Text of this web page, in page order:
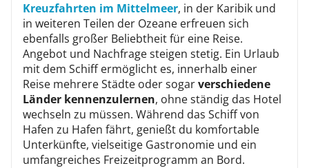
Kreuzfahrten im Mittelmeer, in der Karibik und
in weiteren Teilen der Ozeane erfreuen sich
ebenfalls großer Beliebtheit für eine Reise.
Angebot und Nachfrage steigen stetig. Ein Urlaub
mit dem Schiff ermöglicht es, innerhalb einer
Reise mehrere Städte oder sogarverschiedene
Länder kennenzulernen, ohne ständig das Hotel
wechseln zu müssen. Während das Schiff von
Hafen zu Hafen fährt, genießt du komfortable
Unterkünfte, vielseitige Gastronomie und ein
umfangreiches Freizeitprogramm an Bord.